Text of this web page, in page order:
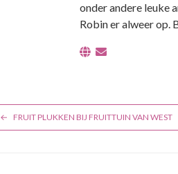
onder andere leuke
Robin er alweer op.
B
FRUIT PLUKKEN BIJ FRUITTUIN VAN WEST